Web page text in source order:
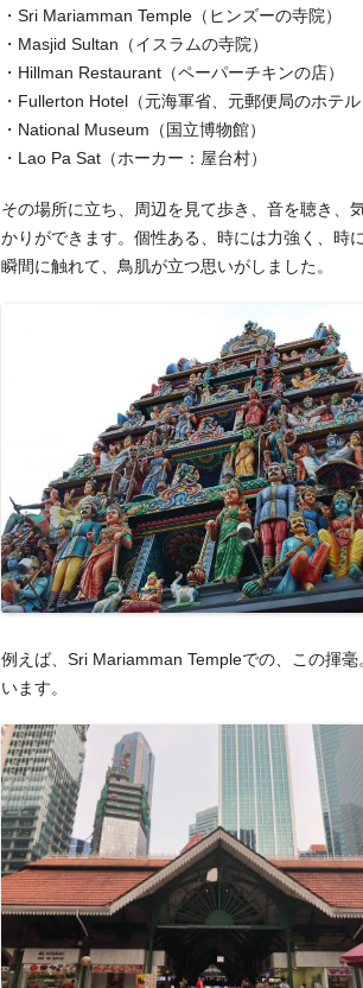
・Sri Mariamman Temple（ヒンズーの寺院）
・Masjid Sultan（イスラムの寺院）
・Hillman Restaurant（ペーパーチキンの店）
・Fullerton Hotel（元海軍省、元郵便局のホテル
・National Museum（国立博物館）
・Lao Pa Sat（ホーカー：屋台村）
その場所に立ち、周辺を見て歩き、音を聴き、
かりができます。個性ある、時には力強く、時
瞬間に触れて、鳥肌が立つ思いがしました。
例えば、Sri Mariamman Templeでの、この揮
います。